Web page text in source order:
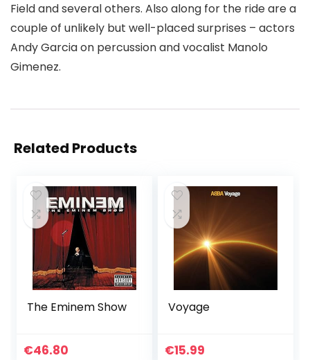
Field and several others. Also along for the ride are a
couple of unlikely but well-placed surprises – actors
Andy Garcia on percussion and vocalist Manolo
Gimenez.
Related Products
The Eminem Show
€46.80
Voyage
€15.99